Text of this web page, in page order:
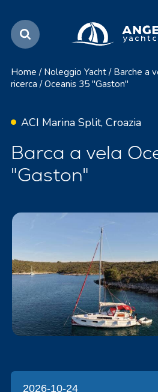
Home / Noleggio Yacht / Barche a
ricerca / Oceanis 35 "Gaston"
ACI Marina Split, Croazia
Barca a vela
"Gaston"